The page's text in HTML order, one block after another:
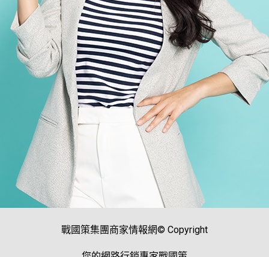
戰國策集團商家情報網© Copyright